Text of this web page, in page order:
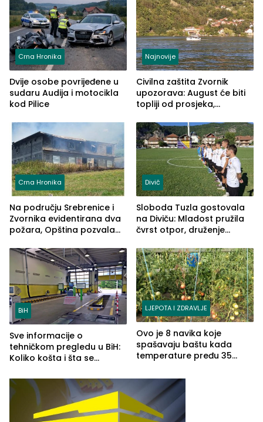
Crna Hronika
Dvije osobe povrijeđene u
sudaru Audija i motocikla
kod Pilice
Najnovije
Civilna zaštita Zvornik
upozorava: August će biti
topliji od prosjeka,
nestašice vode
Crna Hronika
Na području Srebrenice i
Zvornika evidentirana dva
požara, Opština pozvala
Divič
Sloboda Tuzla gostovala
na Diviču: Mladost pružila
čvrst otpor, druženje
jezera
BiH
Sve informacije o
tehničkom pregledu u BiH:
Koliko košta i šta se
LJEPOTA I ZDRAVLJE
Ovo je 8 navika koje
spašavaju baštu kada
temperature pređu 35